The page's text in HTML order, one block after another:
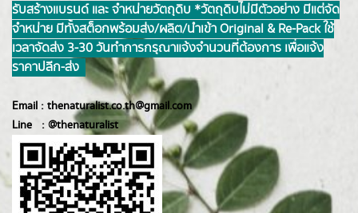
รับสร้างแบรนด์ และ จำหน่ายวัตถุดิบ *วัตถุดิบไม่มีตัวอย่าง มีแต่จัด
จำหน่าย มีทั้งสต็อกพร้อมส่ง/ผลิต/นำเข้า Original & Re-Pack ใช้
เวลาจัดส่ง 3-30 วันทำการ กรุณาแจ้งจำนวนที่ต้องการ เพื่อแจ้ง
ราคาปลีก-ส่ง
Email : thenaturalist.co.th@gmail.com
Line : @thenaturalist